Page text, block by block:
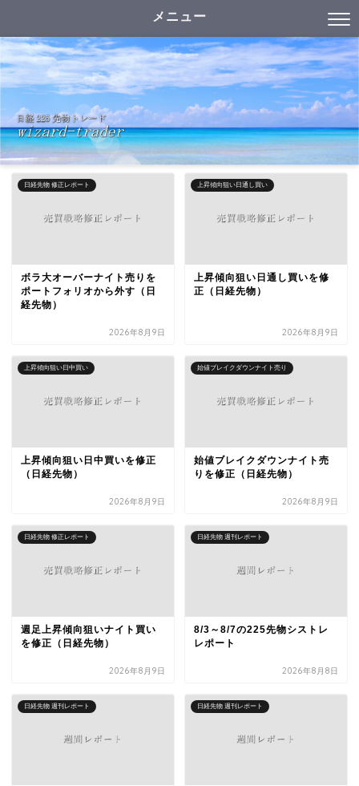
メニュー
日経先物 修正レポート
ボラ大オーバーナイト売りを
ポートフォリオから外す（日
経先物）
2026年8月9日
上昇傾向狙い日通し買い
上昇傾向狙い日通し買いを修
正（日経先物）
2026年8月9日
上昇傾向狙い日中買い
上昇傾向狙い日中買いを修正
（日経先物）
2026年8月9日
始値ブレイクダウンナイト売り
始値ブレイクダウンナイト売
りを修正（日経先物）
2026年8月9日
日経先物 修正レポート
週足上昇傾向狙いナイト買い
を修正（日経先物）
2026年8月9日
日経先物 週刊レポート
8/3～8/7の225先物シストレ
レポート
2026年8月8日
日経先物 週刊レポート 日経先物 週刊レポート